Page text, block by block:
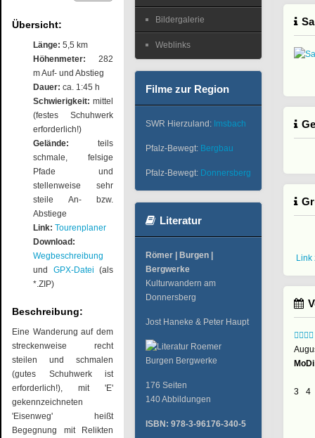
Übersicht:
Länge: 5,5 km
Höhenmeter:
282
m Auf- und Abstieg
Dauer: ca. 1:45 h
Schwierigkeit: mittel
(festes Schuhwerk
erforderlich!)
Gelände: teils
schmale, felsige
Pfade und
stellenweise sehr
steile An- bzw.
Abstiege
Link: Tourenplaner
Download:
Wegbeschreibung
und GPX-Datei (als
*.ZIP)
Beschreibung:
Eine Wanderung auf dem
streckenweise recht
steilen und schmalen
(gutes Schuhwerk ist
erforderlich!), mit 'E'
gekennzeichneten
'Eisenweg' heißt
Begegnung mit Relikten
Bildergalerie
Weblinks
Filme zur Region
SWR Hierzuland: Imsbach
Pfalz-Bewegt: Bergbau
Pfalz-Bewegt: Donnersberg
Literatur
Römer | Burgen |
Bergwerke
Kulturwandern am
Donnersberg
Jost Haneke & Peter Haupt
176 Seiten
140 Abbildungen
ISBN: 978-3-96176-340-5
Link
MoDi
3 4